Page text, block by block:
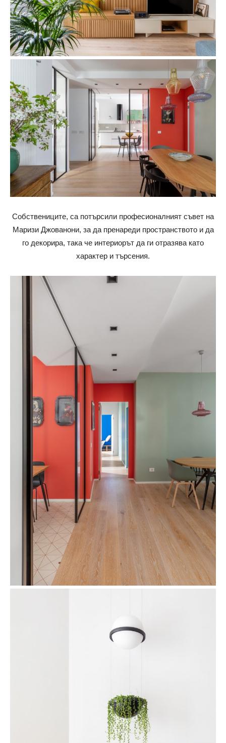
Собствениците, са потърсили професионалният съвет на
Маризи Джованони, за да пренареди пространството и да
го декорира, така че интериорът да ги отразява като
характер и търсения.